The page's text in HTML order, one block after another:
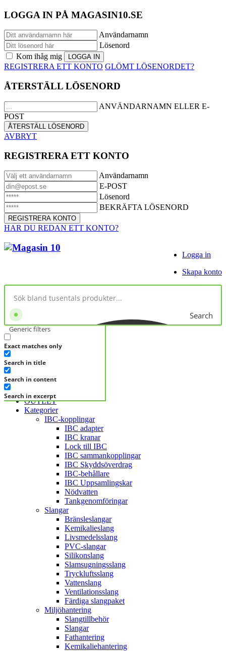
LOGGA IN PÅ MAGASIN10.SE
Användarnamn
Lösenord
Kom ihåg mig
REGISTRERA ETT KONTO GLÖMT LÖSENORDET?
ÅTERSTÄLL LÖSENORD
ANVÄNDARNAMN ELLER E-
POST
AVBRYT
REGISTRERA ETT KONTO
Användarnamn
E-POST
Lösenord
BEKRÄFTA LÖSENORD
HAR DU REDAN ETT KONTO?
Logga in
Skapa konto
Search
Generic filters
Exact matches only
Search in title
Search in content
Search in excerpt
KATEGORIER
FRÅGA DIREKT
OUTLET
Kategorier
IBC-kopplingar
IBC adapter
IBC kranar
Lock till IBC
IBC sammankopplingar
IBC Skyddsöverdrag
IBC-behållare
IBC Uppsamlingskar
Nödvatten
Tankgenomföringar
Slangar
Bränsleslangar
Kemikalieslang
Livsmedelsslang
PVC-slangar
Silikonslang
Slamsugningsslang
Tryckluftsslang
Vattenslang
Ventilationsslang
Färdiga slangpaket
Miljöhantering
Slangtillbehör
Slangar
Fathantering
Kemikaliehantering